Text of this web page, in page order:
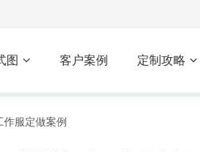
图 客户案例 定制攻略
服定做案例